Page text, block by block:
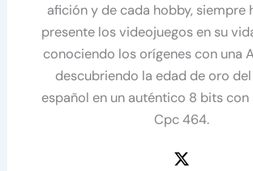
afición y de cada hobby, siempre
presente los videojuegos en su
conociendo los orígenes con una
descubriendo la edad de oro
español en un auténtico 8 bits
Cpc 464.